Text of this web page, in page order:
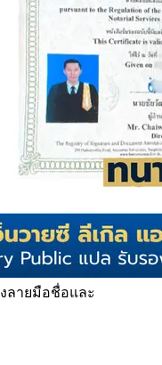
ลายมือชื่อและ